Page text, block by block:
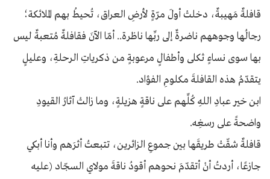
قافلةٌ مَهيبةٌ، دخلتْ أولَ مرّةٍ لأرضِ العراق، تُحيطُ بهم الملائكة؛
رجالُها وجوههم ناضرةٌ إلى ربِّها ناظرة.. أمّا الآنَ فقافلةٌ مُتعبةٌ ليس
بها سوى نساءٍ ثكلى وأطفالٍ مرعوبةٍ من ذكرياتِ الرحلةِ، وعليلٍ
يتقدّمُ هذه القافلةَ مكلومِ الفؤاد.
ابن خير عبادِ اللهِ كُلِّهم على ناقةٍ هزيلةٍ، وما زالتْ آثارُ القيودِ
واضحةً على رسغِه.
قافلةٌ شقّتْ طريقَها بين جموعِ الزائرين، تتبعتُ أثرَهم وأنا أبكي
جازعًا، أردتُ أنْ أتقدّمَ نحوهم أقودُ ناقةَ مولاي السجّاد (عليه